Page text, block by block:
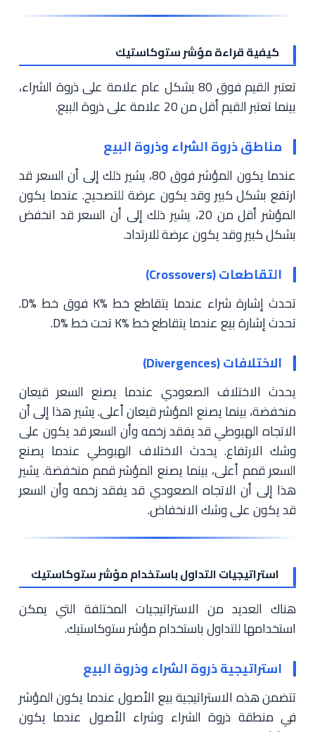
كيفية قراءة مؤشر ستوكاستيك
تعتبر القيم فوق 80 بشكل عام علامة على ذروة الشراء،
بينما تعتبر القيم أقل من 20 علامة على ذروة البيع.
مناطق ذروة الشراء وذروة البيع
عندما يكون المؤشر فوق 80، يشير ذلك إلى أن السعر قد
ارتفع بشكل كبير وقد يكون عرضة للتصحيح. عندما يكون
المؤشر أقل من 20، يشير ذلك إلى أن السعر قد انخفض
بشكل كبير وقد يكون عرضة للارتداد.
التقاطعات (Crossovers)
تحدث إشارة شراء عندما يتقاطع خط %K فوق خط %D.
تحدث إشارة بيع عندما يتقاطع خط %K تحت خط %D.
الاختلافات (Divergences)
يحدث الاختلاف الصعودي عندما يصنع السعر قيعان
منخفضة، بينما يصنع المؤشر قيعان أعلى. يشير هذا إلى أن
الاتجاه الهبوطي قد يفقد زخمه وأن السعر قد يكون على
وشك الارتفاع. يحدث الاختلاف الهبوطي عندما يصنع
السعر قمم أعلى، بينما يصنع المؤشر قمم منخفضة. يشير
هذا إلى أن الاتجاه الصعودي قد يفقد زخمه وأن السعر
قد يكون على وشك الانخفاض.
استراتيجيات التداول باستخدام مؤشر ستوكاستيك
هناك العديد من الاستراتيجيات المختلفة التي يمكن
استخدامها للتداول باستخدام مؤشر ستوكاستيك.
استراتيجية ذروة الشراء وذروة البيع
تتضمن هذه الاستراتيجية بيع الأصول عندما يكون المؤشر
في منطقة ذروة الشراء وشراء الأصول عندما يكون